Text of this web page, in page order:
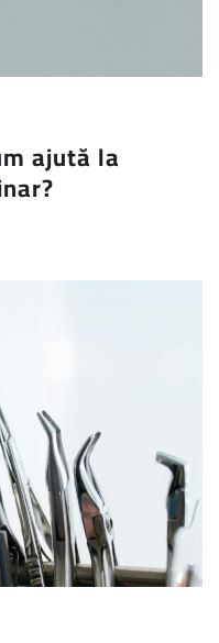
ajută la